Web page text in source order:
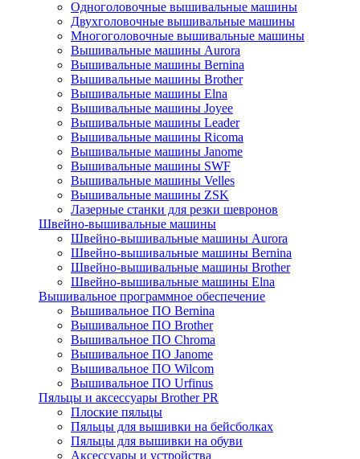
Одноголовочные вышивальные машины
Двухголовочные вышивальные машины
Многоголовочные вышивальные машины
Вышивальные машины Aurora
Вышивальные машины Bernina
Вышивальные машины Brother
Вышивальные машины Elna
Вышивальные машины Joyee
Вышивальные машины Leader
Вышивальные машины Ricoma
Вышивальные машины Janome
Вышивальные машины SWF
Вышивальные машины Velles
Вышивальные машины ZSK
Лазерные станки для резки шевронов
Швейно-вышивальные машины
Швейно-вышивальные машины Aurora
Швейно-вышивальные машины Bernina
Швейно-вышивальные машины Brother
Швейно-вышивальные машины Elna
Вышивальное программное обеспечение
Вышивальное ПО Bernina
Вышивальное ПО Brother
Вышивальное ПО Chroma
Вышивальное ПО Janome
Вышивальное ПО Wilcom
Вышивальное ПО Urfinus
Пяльцы и аксессуары Brother PR
Плоские пяльцы
Пяльцы для вышивки на бейсболках
Пяльцы для вышивки на обуви
Аксессуары и устройства